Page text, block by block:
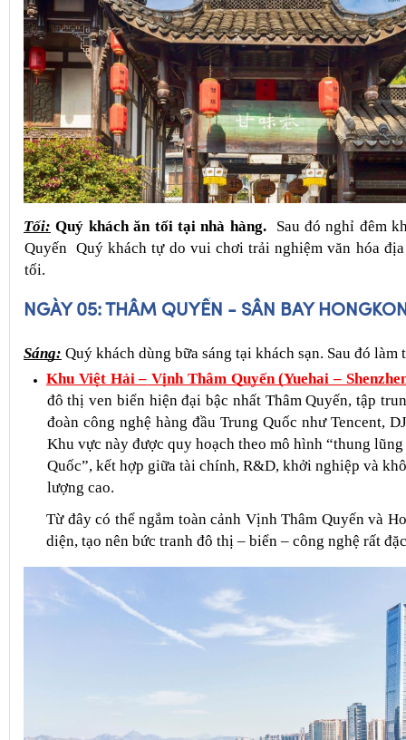
Tối: Quý khách ăn tối tại nhà hàng.
Sau đó nghỉ đêm
tối.
NGÀY 05: THÂM QUYẾN - SÂN BAY
Sáng: Quý khách dùng bữa sáng tại khách sạn. Sau đó làm
Khu Việt Hải – Vịnh Thâm Quyến (Yuehai –
đô thị ven biển hiện đại bậc nhất Thâm Quyến, tập
đoàn công nghệ hàng đầu Trung Quốc như Tencent,
Khu vực này được quy hoạch theo mô hình “thung
Quốc”, kết hợp giữa tài chính, R&D, khởi nghiệp và
lượng cao.
Từ đây có thể ngắm toàn cảnh Vịnh Thâm Quyến và
diện, tạo nên bức tranh đô thị – biển – công nghệ rất